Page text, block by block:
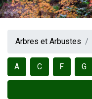
EvÃ¨nements
Arbres et Arbustes
A C F G